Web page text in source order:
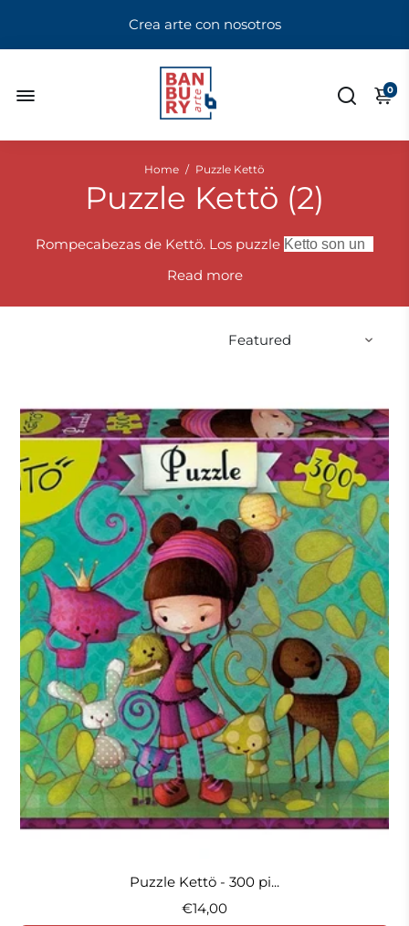
Crea arte con nosotros
0
Home / Puzzle Kettö
Puzzle Kettö (2)
Rompecabezas de Kettö. Los puzzle Ketto son una
rodeada de naturaleza salvaje con colores vivos y un
tono cómico artístico que atrae la atención de
colorido de las escenas. Ideal para mayores de 6
Read
Puzzle Kettö - 300 pi...
€14,00